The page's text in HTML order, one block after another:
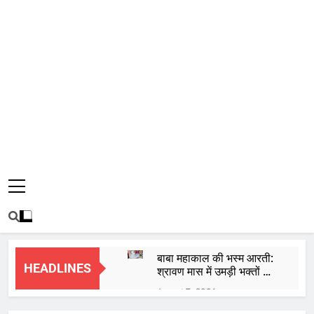
HEADLINES
बाबा महाकाल की भस्म आरती:
श्रावण मास में उमड़ी भक्तों की
भीड़, जानें मंदिर की आरतियों
का नया समय
August 7, 2026